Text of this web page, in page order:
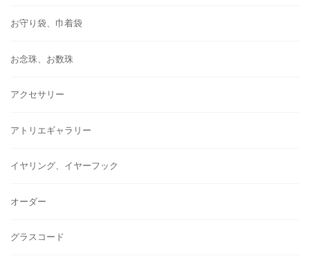
お守り袋、巾着袋
お念珠、お数珠
アクセサリー
アトリエギャラリー
イヤリング、イヤーフック
オーダー
グラスコード